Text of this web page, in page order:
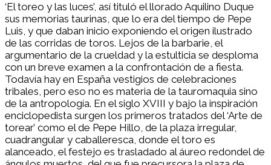
‘El toreo y las luces’, así tituló el llorado Aquilino Duque
sus memorias taurinas, que lo era del tiempo de Pepe
Luis, y que daban inicio exponiendo el origen ilustrado
de las corridas de toros. Lejos de la barbarie, el
argumentario de la crueldad y la estulticia se desploma
con un breve examen a la confrontación de a fiesta.
Todavía hay en España vestigios de celebraciones
tribales, pero eso no es materia de la tauromaquia sino
de la antropología. En el siglo XVIII y bajo la inspiración
enciclopedista surgen los primeros tratados del ‘Arte de
torear’ como el de Pepe Hillo, de la plaza irregular,
cuadrangular y caballeresca, donde el toro es
alanceado, el festejo es trasladado al áureo redondel de